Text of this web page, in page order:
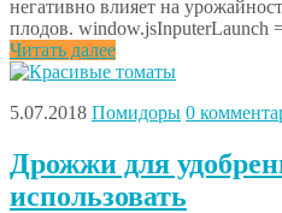
негативно влияет на
плодов. window.jsInputerLaunch
Читать далее
5.07.2018 Помидоры 0
Дрожжи для
использовать